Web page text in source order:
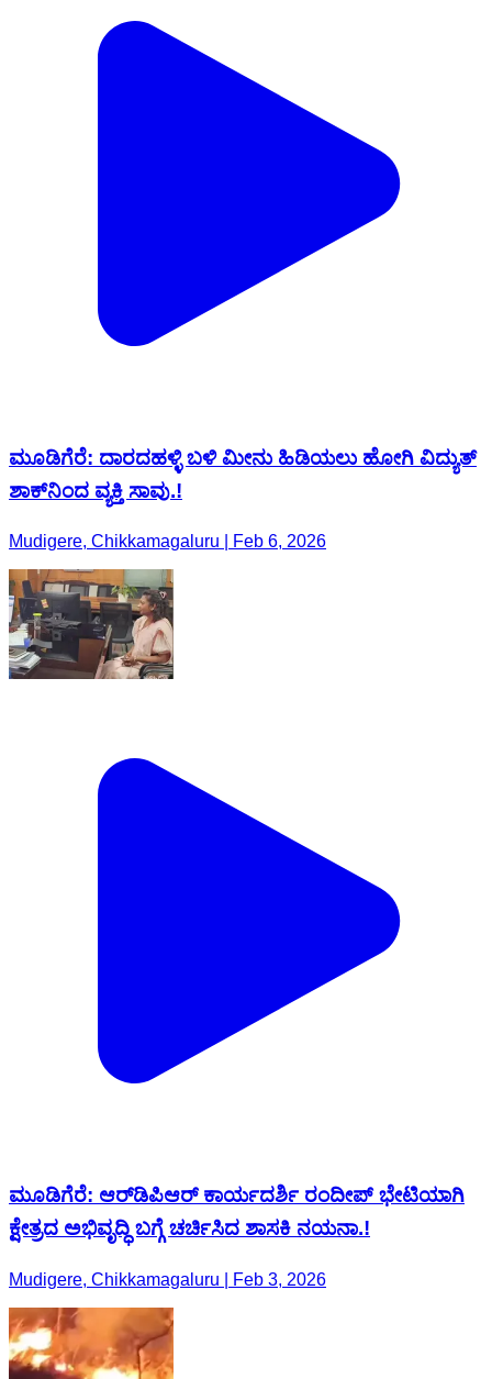
ಮೂಡಿಗೆರೆ: ದಾರದಹಳ್ಳಿ ಬಳಿ ಮೀನು ಹಿಡಿಯಲು ಹೋಗಿ ವಿದ್ಯುತ್
ಶಾಕ್‌ನಿಂದ ವ್ಯಕ್ತಿ ಸಾವು.!
Mudigere, Chikkamagaluru | Feb 6, 2026
ಮೂಡಿಗೆರೆ: ಆರ್‌ಡಿಪಿಆರ್ ಕಾರ್ಯದರ್ಶಿ ರಂದೀಪ್ ಭೇಟಿಯಾಗಿ
ಕ್ಷೇತ್ರದ ಅಭಿವೃದ್ಧಿ ಬಗ್ಗೆ ಚರ್ಚಿಸಿದ ಶಾಸಕಿ ನಯನಾ.!
Mudigere, Chikkamagaluru | Feb 3, 2026